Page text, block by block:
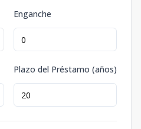
Enganche
Plazo del Préstamo (años)